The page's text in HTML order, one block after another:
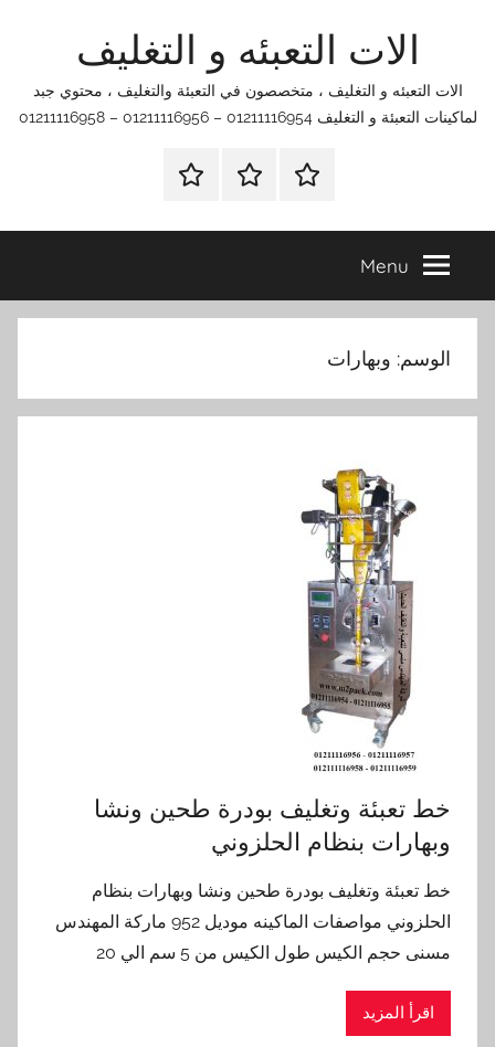
الات التعبئه و التغليف
الات التعبئه و التغليف ، متخصصون في التعبئة والتغليف ، محتوي جبد
لماكينات التعبئة و التغليف 01211116954 – 01211116956 – 01211116958
الرئيسيةاتصل
اتـصـل
في
التي
Menu
الوسم: وبهارات
خط تعبئة وتغليف بودرة طحين ونشا
وبهارات بنظام الحلزوني
خط تعبئة وتغليف بودرة طحين ونشا وبهارات بنظام
الحلزوني مواصفات الماكينه موديل 952 ماركة المهندس
مسنى حجم الكيس طول الكيس من 5 سم الي 20
اقرأ المزيد